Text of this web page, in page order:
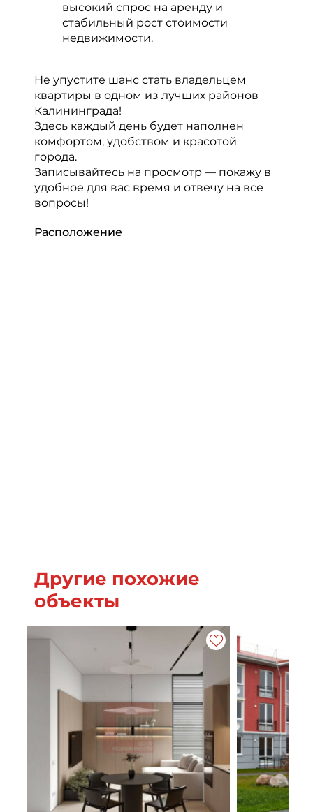
высокий спрос на аренду и
стабильный рост стоимости
недвижимости.
Не упустите шанс стать владельцем
квартиры в одном из лучших районов
Калининграда!
Здесь каждый день будет наполнен
комфортом, удобством и красотой
города.
Записывайтесь на просмотр — покажу в
удобное для вас время и отвечу на все
вопросы!
Расположение
Другие похожие
объекты